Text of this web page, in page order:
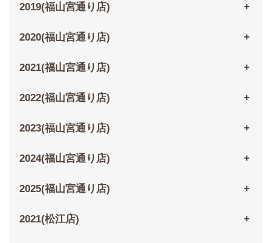
2019(福山宮通り店)
2020(福山宮通り店)
2021(福山宮通り店)
2022(福山宮通り店)
2023(福山宮通り店)
2024(福山宮通り店)
2025(福山宮通り店)
2021(松江店)